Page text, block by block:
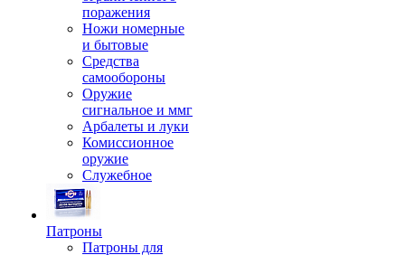
поражения
Ножи номерные
и бытовые
Средства
самообороны
Оружие
сигнальное и ммг
Арбалеты и луки
Комиссионное
оружие
Служебное
Патроны
Патроны для